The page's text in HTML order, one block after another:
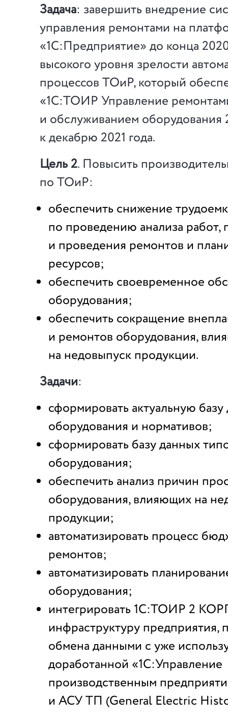
Задача: завершить внедрение
управления ремонтами на
«1С:Предприятие» до конца
высокого уровня зрелости
процессов ТОиР, который
«1С:ТОИР Управление
и обслуживанием
к декабрю 2021 года.
Цель 2. Повысить
по ТОиР:
обеспечить снижение
по проведению анализа работ,
и проведения ремонтов и
ресурсов;
обеспечить своевременное
оборудования;
обеспечить сокращение
и ремонтов оборудования,
на недовыпуск продукции.
Задачи:
сформировать актуальную
оборудования и нормативов;
сформировать базу данных
оборудования;
обеспечить анализ причин
оборудования, влияющих на
продукции;
автоматизировать процесс
ремонтов;
автоматизировать
оборудования;
интегрировать 1С:ТОИР 2
инфраструктуру предприятия,
обмена данными с уже
доработанной «1С:Управление
производственным
и АСУ ТП (General Electric